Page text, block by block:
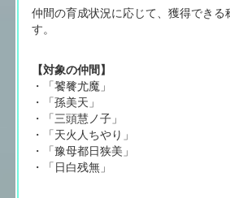
仲間の育成状況に応じて、獲得できる
す。
【対象の仲間】
・「饕餮尤魔」
・「孫美天」
・「三頭慧ノ子」
・「天火人ちやり」
・「豫母都日狭美」
・「日白残無」